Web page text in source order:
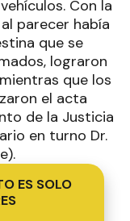
Con la
parecer había
que se
lograron
que los
el acta
de la Justicia
en turno Dr.
ES SOLO